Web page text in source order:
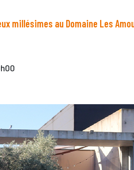
millésimes au Domaine Les